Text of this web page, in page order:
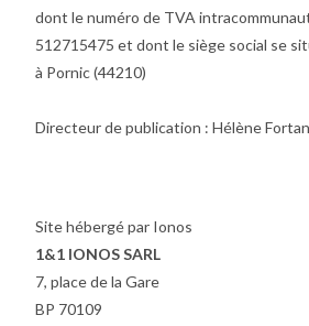
dont le numéro de TVA
512715475 et dont le siège social se
à Pornic (44210)
Directeur de publication : Hélène
Site hébergé par Ionos
1&1 IONOS SARL
7, place de
BP